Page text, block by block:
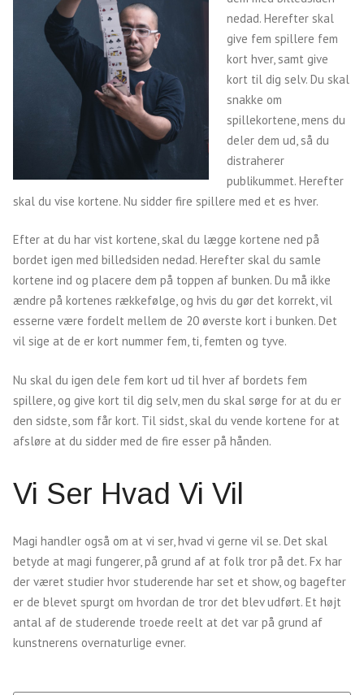
nedad. Herefter skal
give fem spillere fem
kort hver, samt give
kort til dig selv. Du skal
snakke om
spillekortene, mens du
deler dem ud, så du
distraherer
publikummet. Herefter
skal du vise kortene. Nu sidder fire spillere med et es hver.
Efter at du har vist kortene, skal du lægge kortene ned på
bordet igen med billedsiden nedad. Herefter skal du samle
kortene ind og placere dem på toppen af bunken. Du må ikke
ændre på kortenes rækkefølge, og hvis du gør det korrekt, vil
esserne være fordelt mellem de 20 øverste kort i bunken. Det
vil sige at de er kort nummer fem, ti, femten og tyve.
Nu skal du igen dele fem kort ud til hver af bordets fem
spillere, og give kort til dig selv, men du skal sørge for at du er
den sidste, som får kort. Til sidst, skal du vende kortene for at
afsløre at du sidder med de fire esser på hånden.
Vi Ser Hvad Vi Vil
Magi handler også om at vi ser, hvad vi gerne vil se. Det skal
betyde at magi fungerer, på grund af at folk tror på det. Fx har
der været studier hvor studerende har set et show, og bagefter
er de blevet spurgt om hvordan de tror det blev udført. Et højt
antal af de studerende troede reelt at det var på grund af
kunstnerens overnaturlige evner.